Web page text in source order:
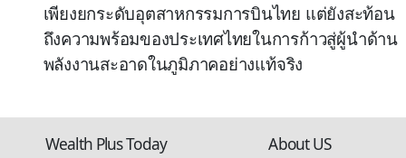
เพียงยกระดับอุตสาหกรรมการบินไทย แต่ยังสะท้อน
ถึงความพร้อมของประเทศไทยในการก้าวสู่ผู้นำด้าน
พลังงานสะอาดในภูมิภาคอย่างแท้จริง
Wealth Plus Today About US